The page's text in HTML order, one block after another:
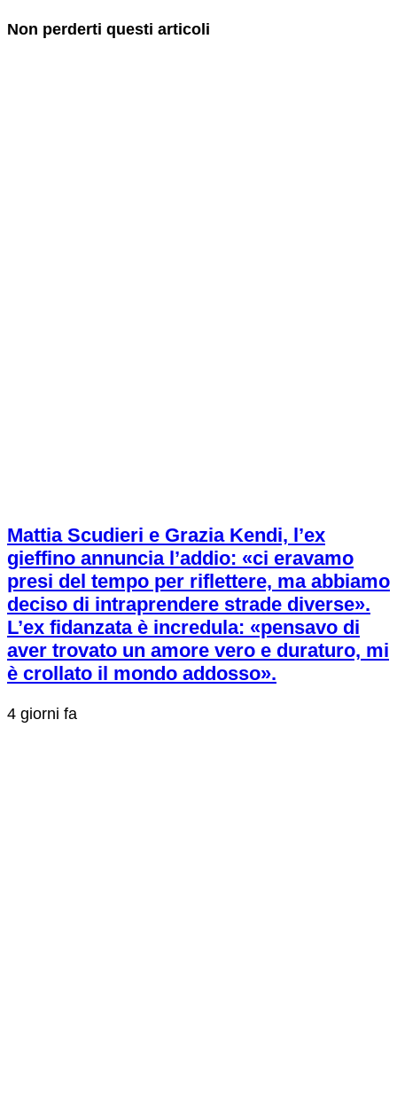
Non perderti questi articoli
Mattia Scudieri e Grazia Kendi, l’ex
gieffino annuncia l’addio: «ci eravamo
presi del tempo per riflettere, ma abbiamo
deciso di intraprendere strade diverse».
L’ex fidanzata è incredula: «pensavo di
aver trovato un amore vero e duraturo, mi
è crollato il mondo addosso».
4 giorni fa